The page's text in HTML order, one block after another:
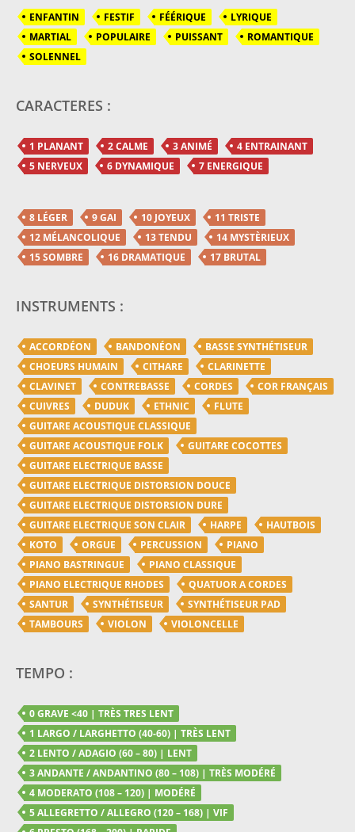
ENFANTIN FESTIF FÉÉRIQUE
LYRIQUE
MARTIAL
POPULAIRE PUISSANT
ROMANTIQUE
SOLENNEL
CARACTERES :
1 PLANANT 2 CALME 3 ANIMÉ
4 ENTRAINANT
5 NERVEUX
6 DYNAMIQUE 7 ENERGIQUE
8 LÉGER 9 GAI 10 JOYEUX
11 TRISTE
12 MÉLANCOLIQUE
13 TENDU
14 MYSTÈRIEUX
15 SOMBRE
16 DRAMATIQUE 17 BRUTAL
INSTRUMENTS :
ACCORDÉON BANDONÉON
BASSE SYNTHÉTISEUR
CHOEURS HUMAIN
CITHARE
CLARINETTE
CLAVINET
CONTREBASSE CORDES
COR FRANÇAIS
CUIVRES
DUDUK ETHNIC
FLUTE
GUITARE ACOUSTIQUE CLASSIQUE
GUITARE ACOUSTIQUE FOLK
GUITARE COCOTTES
GUITARE ELECTRIQUE BASSE
GUITARE ELECTRIQUE DISTORSION DOUCE
GUITARE ELECTRIQUE DISTORSION DURE
GUITARE ELECTRIQUE SON CLAIR
HARPE
HAUTBOIS
KOTO
ORGUE PERCUSSION
PIANO
PIANO BASTRINGUE
PIANO CLASSIQUE
PIANO ELECTRIQUE RHODES
QUATUOR A CORDES
SANTUR
SYNTHÉTISEUR
SYNTHÉTISEUR PAD
TAMBOURS
VIOLON VIOLONCELLE
TEMPO :
0 GRAVE <40 | TRÈS TRES LENT
1 LARGO / LARGHETTO (40-60) | TRÈS LENT
2 LENTO / ADAGIO (60 – 80) | LENT
3 ANDANTE / ANDANTINO (80 – 108) | TRÈS MODÉRÉ
4 MODERATO (108 – 120) | MODÉRÉ
5 ALLEGRETTO / ALLEGRO (120 – 168) | VIF